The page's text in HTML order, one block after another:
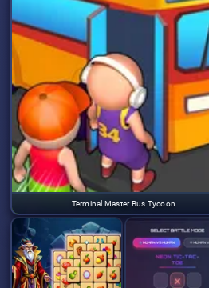
Terminal Master Bus Tycoon